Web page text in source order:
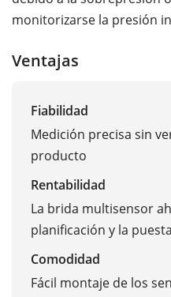
monitorizarse la presión
Ventajas
Fiabilidad
Medición precisa sin
producto
Rentabilidad
La brida multisensor
planificación y la
Comodidad
Fácil montaje de los